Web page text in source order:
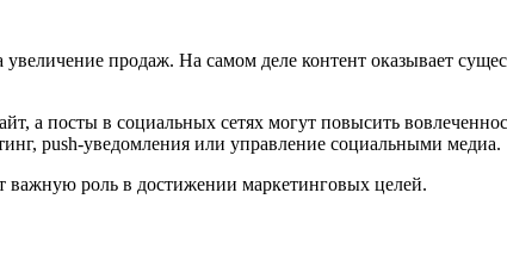
продаж. На самом деле контент оказывает
а посты в социальных сетях могут повысить
push-уведомления или управление социальными медиа.
важную роль в достижении маркетинговых целей.